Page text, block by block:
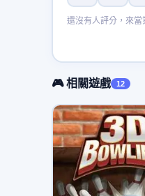
還沒有人評分，來當
🎮 相關遊戲 12